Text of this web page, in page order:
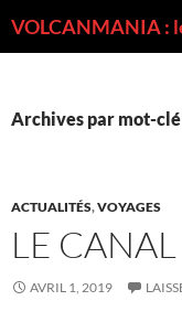
Archives par mot-
ACTUALITÉS,VOYAGES
LE
AVRIL 1, 2019